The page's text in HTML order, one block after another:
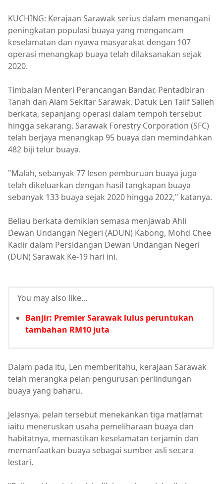
KUCHING: Kerajaan Sarawak serius dalam menangani
peningkatan populasi buaya yang mengancam
keselamatan dan nyawa masyarakat dengan 107
operasi menangkap buaya telah dilaksanakan sejak
2020.
Timbalan Menteri Perancangan Bandar, Pentadbiran
Tanah dan Alam Sekitar Sarawak, Datuk Len Talif Salleh
berkata, sepanjang operasi dalam tempoh tersebut
hingga sekarang, Sarawak Forestry Corporation (SFC)
telah berjaya menangkap 95 buaya dan memindahkan
482 biji telur buaya.
"Malah, sebanyak 77 lesen pemburuan buaya juga
telah dikeluarkan dengan hasil tangkapan buaya
sebanyak 133 buaya sejak 2020 hingga 2022," katanya.
Beliau berkata demikian semasa menjawab Ahli
Dewan Undangan Negeri (ADUN) Kabong, Mohd Chee
Kadir dalam Persidangan Dewan Undangan Negeri
(DUN) Sarawak Ke-19 hari ini.
You may also like...
Banjir: Premier Sarawak lulus peruntukan
tambahan RM10 juta
Dalam pada itu, Len memberitahu, kerajaan Sarawak
telah merangka pelan pengurusan perlindungan
buaya yang baharu.
Jelasnya, pelan tersebut menekankan tiga matlamat
iaitu meneruskan usaha pemeliharaan buaya dan
habitatnya, memastikan keselamatan terjamin dan
memanfaatkan buaya sebagai sumber asli secara
lestari.